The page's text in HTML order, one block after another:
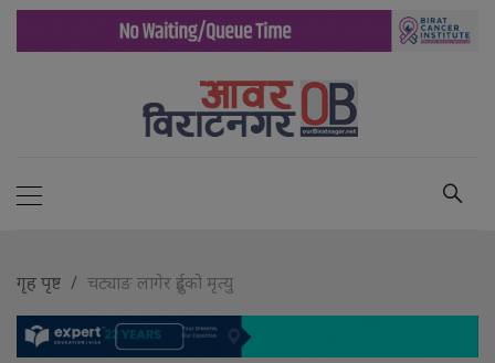
गृह पृष्ट चट्याङ लागेर दुईको मृत्यु